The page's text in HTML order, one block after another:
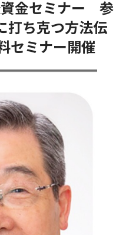
資金セミナー 参
ち克つ方法伝
ミナー開催